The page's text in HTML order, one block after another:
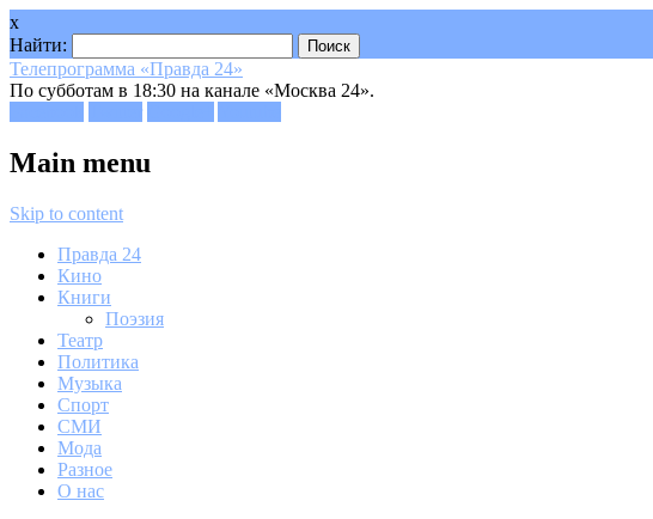
x
Найти:
Телепрограмма «Правда 24»
По субботам в 18:30 на канале «Москва 24».
Main menu
Skip to content
Правда 24
Кино
Книги
Поэзия
Театр
Политика
Музыка
Спорт
СМИ
Мода
Разное
О нас